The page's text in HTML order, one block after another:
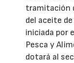
tramitación
del aceite
iniciada por
Pesca y
dotará al